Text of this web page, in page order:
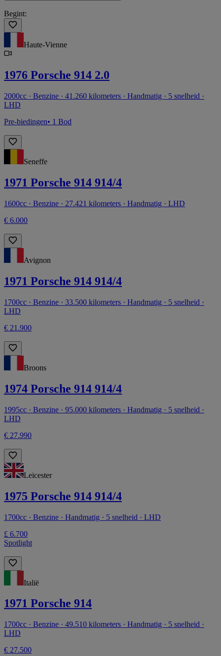
Begint:
Haute-Vienne
1976 Porsche 914 2.0
2000cc · Benzine · 41.260 kilometers · Handmatig · 5 snelheid ·
LHD
Pre-biedingen• 1 Bod
Seneffe
1971 Porsche 914 914/4
1600cc · Benzine · 27.421 kilometers · Handmatig · LHD
€ 6.000
Avignon
1971 Porsche 914 914/4
1700cc · Benzine · 33.500 kilometers · Handmatig · 5 snelheid ·
LHD
€ 21.900
Broons
1974 Porsche 914 914/4
1995cc · Benzine · 95.000 kilometers · Handmatig · 5 snelheid ·
LHD
€ 27.990
Leicester
1975 Porsche 914 914/4
1700cc · Benzine · Handmatig · 5 snelheid · LHD
£ 6.700
Spotlight
Italië
1971 Porsche 914
1700cc · Benzine · 49.510 kilometers · Handmatig · 5 snelheid ·
LHD
€ 27.500